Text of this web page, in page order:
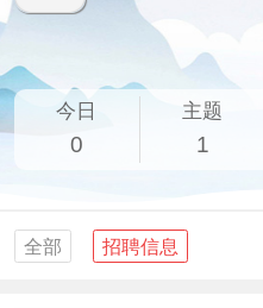
今日
0
主题
1
全部 招聘信息